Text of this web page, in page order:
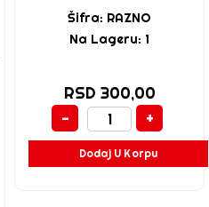
Šifra: RAZNO
Na Lageru: 1
RSD 300,00
-
+
Dodaj U Korpu